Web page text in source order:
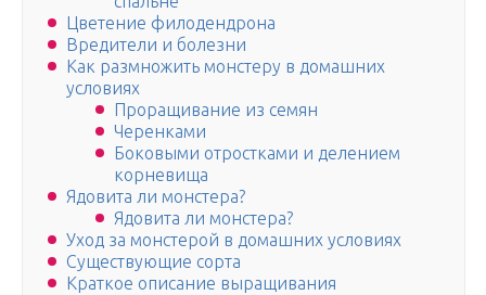
Цветение филодендрона
Вредители и болезни
Как размножить монстеру в домашних
условиях
Проращивание из семян
Черенками
Боковыми отростками и делением
корневища
Ядовита ли монстера?
Ядовита ли монстера?
Уход за монстерой в домашних условиях
Существующие сорта
Краткое описание выращивания